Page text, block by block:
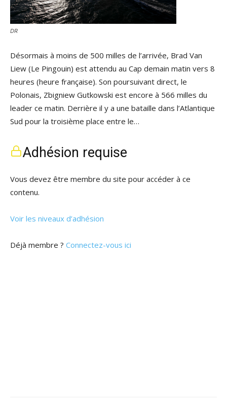
DR
Désormais à moins de 500 milles de l’arrivée, Brad Van
Liew (Le Pingouin) est attendu au Cap demain matin vers 8
heures (heure française). Son poursuivant direct, le
Polonais, Zbigniew Gutkowski est encore à 566 milles du
leader ce matin. Derrière il y a une bataille dans l’Atlantique
Sud pour la troisième place entre le…
Adhésion requise
Vous devez être membre du site pour accéder à ce
contenu.
Voir les niveaux d’adhésion
Déjà membre ? Connectez-vous ici